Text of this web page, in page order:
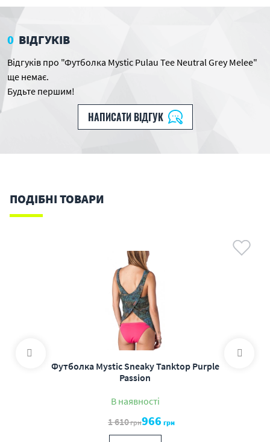
0 ВІДГУКІВ
Відгуків про "Футболка Mystic Pulau Tee Neutral Grey Melee"
ще немає.
Будьте першим!
НАПИСАТИ ВІДГУК
ПОДІБНІ ТОВАРИ
Футболка Mystic Sneaky Tanktop Purple
Passion
В наявності
1 610грн966грн